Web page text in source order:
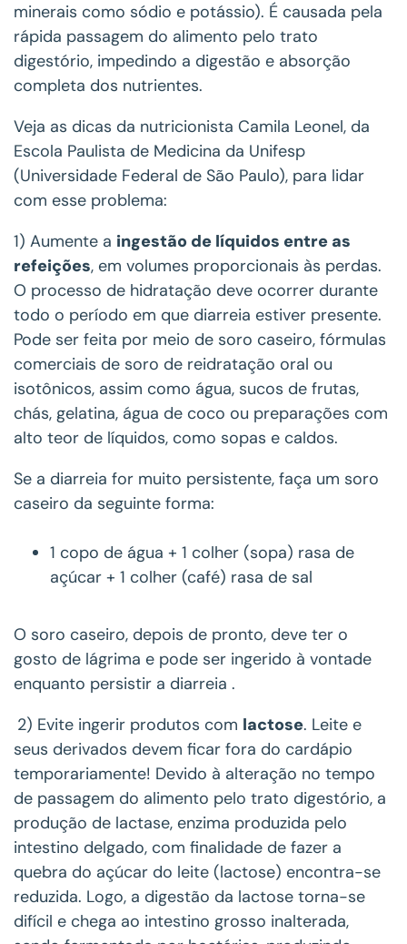
minerais como sódio e potássio). É causada pela
rápida passagem do alimento pelo trato
digestório, impedindo a digestão e absorção
completa dos nutrientes.
Veja as dicas da nutricionista Camila Leonel, da
Escola Paulista de Medicina da Unifesp
(Universidade Federal de São Paulo), para lidar
com esse problema:
1) Aumente a ingestão de líquidos entre as
refeições, em volumes proporcionais às perdas.
O processo de hidratação deve ocorrer durante
todo o período em que diarreia estiver presente.
Pode ser feita por meio de soro caseiro, fórmulas
comerciais de soro de reidratação oral ou
isotônicos, assim como água, sucos de frutas,
chás, gelatina, água de coco ou preparações com
alto teor de líquidos, como sopas e caldos.
Se a diarreia for muito persistente, faça um soro
caseiro da seguinte forma:
1 copo de água + 1 colher (sopa) rasa de
açúcar + 1 colher (café) rasa de sal
O soro caseiro, depois de pronto, deve ter o
gosto de lágrima e pode ser ingerido à vontade
enquanto persistir a diarreia .
2) Evite ingerir produtos com lactose. Leite e
seus derivados devem ficar fora do cardápio
temporariamente! Devido à alteração no tempo
de passagem do alimento pelo trato digestório, a
produção de lactase, enzima produzida pelo
intestino delgado, com finalidade de fazer a
quebra do açúcar do leite (lactose) encontra-se
reduzida. Logo, a digestão da lactose torna-se
difícil e chega ao intestino grosso inalterada,